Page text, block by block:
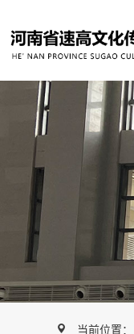
当前位置：